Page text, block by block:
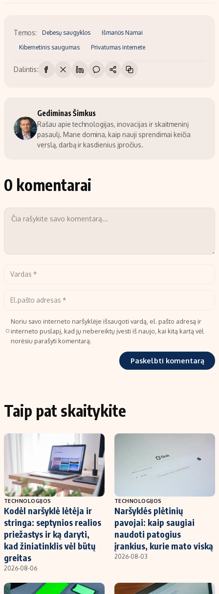
Temos: Debesų saugyklos Išmanūs Namai
Kibernetinis saugumas Privatumas internete
Dalintis:
Gediminas Šimkus
Rašau apie technologijas, inovacijas ir skaitmeninį
pasaulį. Mane domina, kaip nauji sprendimai keičia
verslą, darbą ir kasdienius įpročius.
0 komentarai
Noriu savo interneto naršyklėje išsaugoti vardą, el. pašto adresą ir
interneto puslapį, kad jų nebereiktų įvesti iš naujo, kai kitą kartą vėl
norėsiu parašyti komentarą.
Taip pat skaitykite
TECHNOLOGIJOS
Kodėl naršyklė lėtėja ir
stringa: septynios realios
priežastys ir ką daryti,
kad žiniatinklis vėl būtų
greitas
2026-08-06
TECHNOLOGIJOS
Naršyklės plėtinių
pavojai: kaip saugiai
naudoti patogius
įrankius, kurie mato viską
2026-08-03